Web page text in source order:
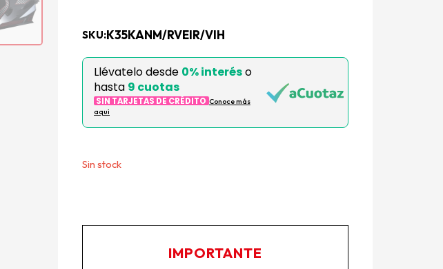
SKU:K35KANM/RVEIR/VIH
Llévatelo desde 0% interéso
hasta 9 cuotas
SIN TARJETAS DE CRÉDITO Conoce más
aqui
existencias.
IMPORTANTE